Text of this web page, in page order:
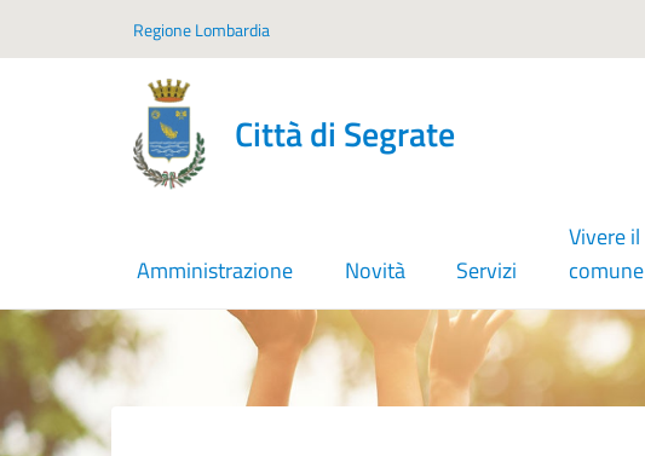
Regione Lombardia
Città di Segrate
Amministrazione Novità Servizi
Vivere il
comune